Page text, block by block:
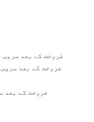
فروخت کے بعد سروس
فروخت کے بعد
فروخت کے بعد